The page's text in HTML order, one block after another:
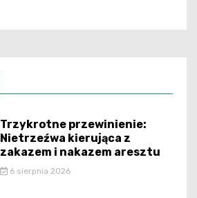
Trzykrotne przewinienie:
Nietrzeźwa kierująca z
zakazem i nakazem aresztu
6 sierpnia 2026